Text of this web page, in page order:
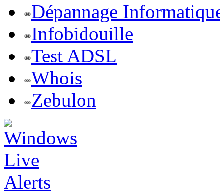
Dépannage
Infobidouille
Test ADSL
Whois
Zebulon